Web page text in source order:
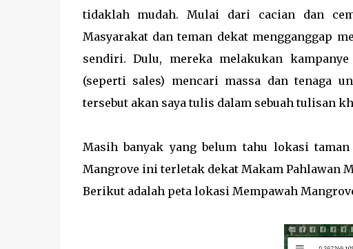
tidaklah mudah. Mulai dari cacian dan
Masyarakat dan teman dekat mengganggap
sendiri. Dulu, mereka melakukan
(seperti sales) mencari massa dan tenaga
tersebut akan saya tulis dalam sebuah tulisan
Masih banyak yang belum tahu lokasi
Mangrove ini terletak dekat Makam Pahlawan
Berikut adalah peta lokasi Mempawah